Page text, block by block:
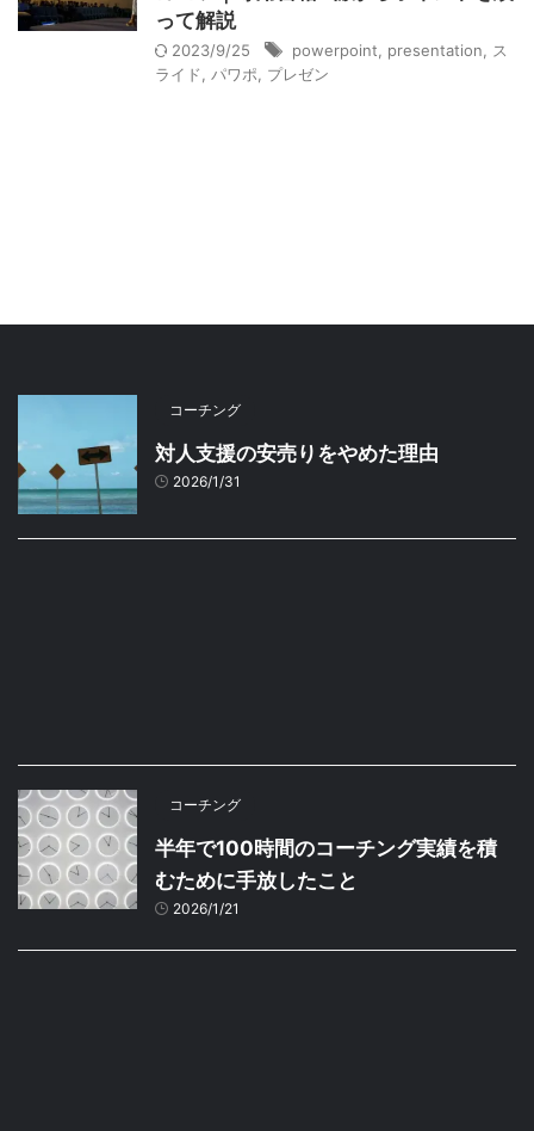
って解説
2023/9/25 powerpoint presentation
ス
ライド
パワポ プレゼン
コーチング
対人支援の安売りをやめた理由
2026/1/31
コーチング
半年で100時間のコーチング実績を積
むために手放したこと
2026/1/21